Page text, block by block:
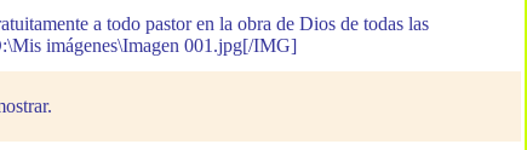
a todo pastor en la obra de Dios de todas las
imágenes\Imagen 001.jpg[/IMG]